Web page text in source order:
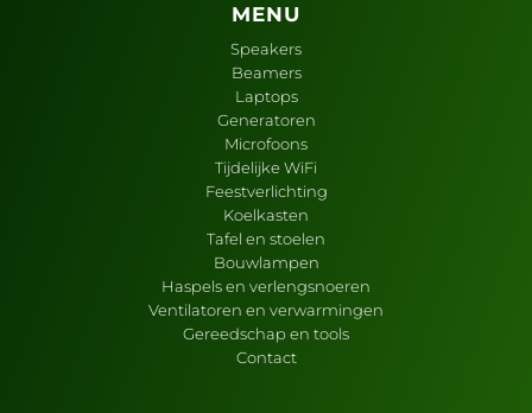
MENU
Speakers
Beamers
Laptops
Generatoren
Microfoons
Tijdelijke WiFi
Feestverlichting
Koelkasten
Tafel en stoelen
Bouwlampen
Haspels en verlengsnoeren
Ventilatoren en verwarmingen
Gereedschap en tools
Contact